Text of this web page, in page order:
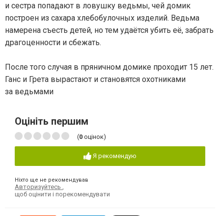
и сестра попадают в ловушку ведьмы, чей домик
построен из сахара хлебобулочных изделий. Ведьма
намерена съесть детей, но тем удаётся убить её, забрать
драгоценности и сбежать.
После того случая в пряничном домике проходит 15 лет.
Ганс и Грета вырастают и становятся охотниками
за ведьмами
Оцініть першим
(0 оцінок)
Я рекомендую
Ніхто ще не рекомендував
Авторизуйтесь ,
щоб оцінити і порекомендувати